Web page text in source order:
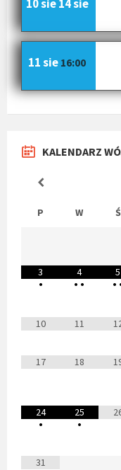
10 sie 14 sie
11 sie 16:00
KALENDARZ
P W Ś
3
•
4
• •
5
•
10 11
17 18
24
•
25
•
31